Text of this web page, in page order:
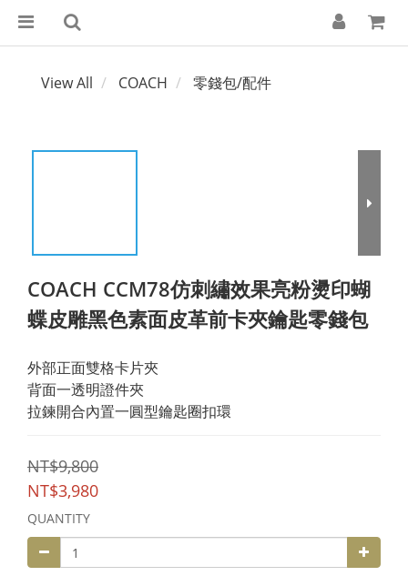
View All COACH 零錢包/配件
COACH CCM78仿刺繡效果亮粉燙印蝴
蝶皮雕黑色素面皮革前卡夾鑰匙零錢包
外部正面雙格卡片夾
背面一透明證件夾
拉鍊開合內置一圓型鑰匙圈扣環
NT$9,800
NT$3,980
QUANTITY